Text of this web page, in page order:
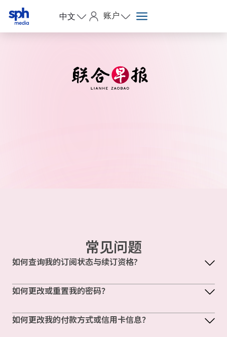
中文 账户
常见问题
如何查询我的订阅状态与续订资格?
如何更改或重置我的密码？
如何更改我的付款方式或信用卡信息？